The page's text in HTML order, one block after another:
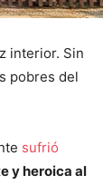
interior. Sin
pobres del
sufrió
y heroica al